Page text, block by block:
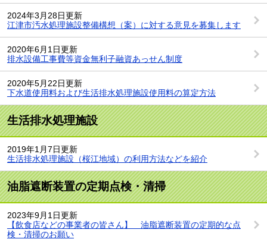
2024年3月28日更新
江津市汚水処理施設整備構想（案）に対する意見を募集します
2020年6月1日更新
排水設備工事費等資金無利子融資あっせん制度
2020年5月22日更新
下水道使用料および生活排水処理施設使用料の算定方法
生活排水処理施設
2019年1月7日更新
生活排水処理施設（桜江地域）の利用方法などを紹介
油脂遮断装置の定期点検・清掃
2023年9月1日更新
【飲食店などの事業者の皆さん】 油脂遮断装置の定期的な点
検・清掃のお願い